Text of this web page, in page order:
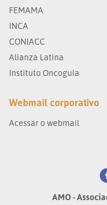
FEMAMA
INCA
CONIACC
Alianza Latina
Instituto Oncoguia
Webmail corporativo
Acessar o webmail
AMO -